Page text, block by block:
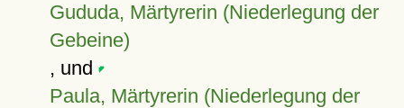
Gududa, Märtyrerin (Niederlegung der
Gebeine)
, und
Paula, Märtyrerin (Niederlegung der